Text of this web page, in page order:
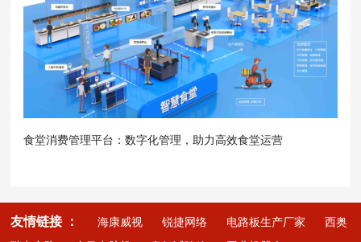
食堂消费管理平台：数字化管理，助力高效食堂运营
友情链接 ： 海康威视 锐捷网络 电路板生产厂家
西奥